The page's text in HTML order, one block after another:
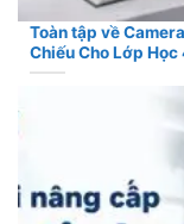
Toàn tập về
Chiếu Cho Lớp Học